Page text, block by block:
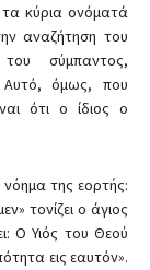
τα κύρια ονόματά
αναζήτηση του
σύμπαντος,
Αυτό, όμως, που
ότι ο ίδιος ο
της εορτής:
τονίζει ο άγιος
Ο Υιός του Θεού
εις εαυτόν».